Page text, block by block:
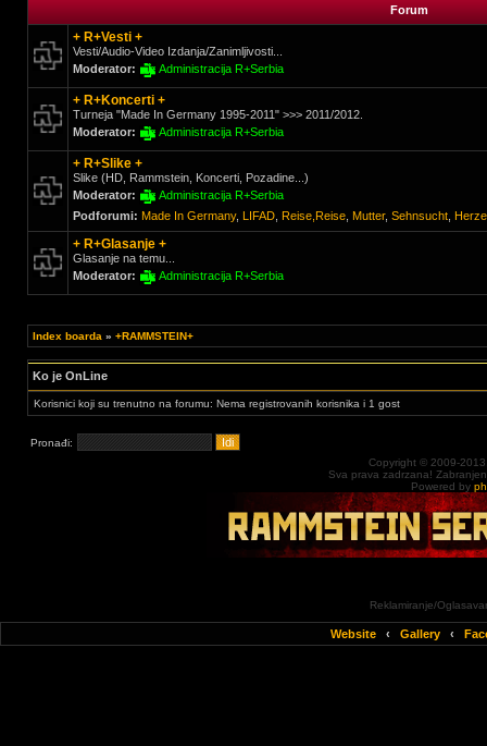
Forum
+ R+Vesti +
Vesti/Audio-Video Izdanja/Zanimljivosti...
Moderator:
Administracija R+Serbia
+ R+Koncerti +
Turneja "Made In Germany 1995-2011" >>> 2011/2012.
Moderator:
Administracija R+Serbia
+ R+Slike +
Slike (HD, Rammstein, Koncerti, Pozadine...)
Moderator:
Administracija R+Serbia
Podforumi: Made In Germany, LIFAD Reise,Reise Mutter, Sehnsucht
+ R+Glasanje +
Glasanje na temu...
Moderator:
Administracija R+Serbia
Index boarda » +RAMMSTEIN+
Ko je OnLine
Korisnici koji su trenutno na forumu: Nema registrovanih korisnika i 1 gost
Pronađi:
Copyright © 2009-
Sva prava zadrzana!
Powered by
Reklamiranje/
Website ‹ Gallery ‹